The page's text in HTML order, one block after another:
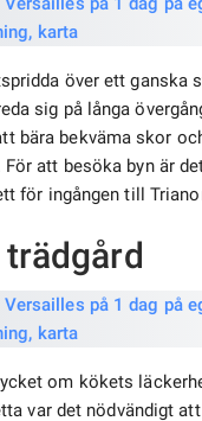
över ett ganska
sig på långa
bära bekväma skor
att besöka byn är
för ingången till
om kökets
var det nödvändigt